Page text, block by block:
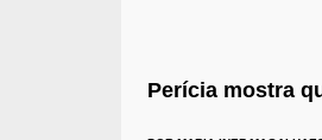
Perícia mostra